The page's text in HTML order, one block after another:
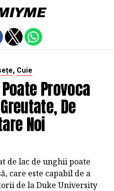
, Cuie
Provoca
De
Noi
de lac de unghii poate
care este capabil de a
de la Duke University